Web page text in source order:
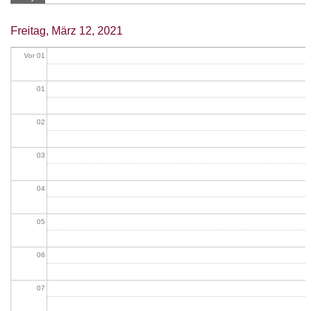
Reiter
Freitag, März 12, 2021
Vor 01
01
02
03
04
05
06
07